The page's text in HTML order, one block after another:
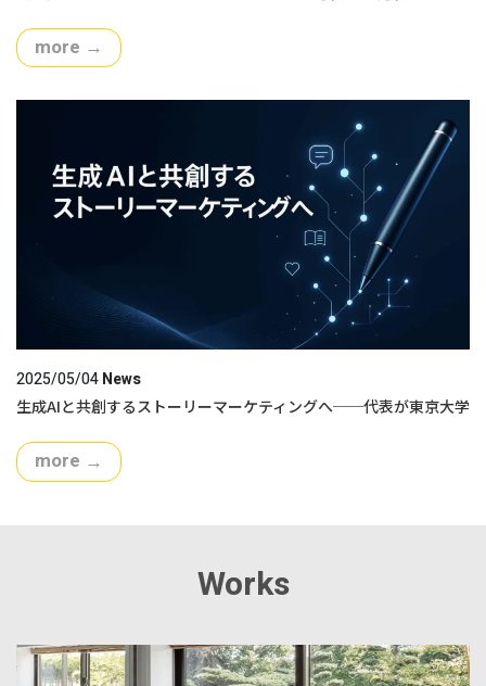
more →
2025/05/04News
生成AIと共創するストーリーマーケティングへ──代表が東京大学
more →
Works